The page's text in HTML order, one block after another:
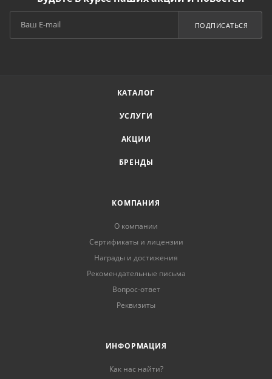
ПОДПИСАТЬСЯ
КАТАЛОГ
УСЛУГИ
АКЦИИ
БРЕНДЫ
КОМПАНИЯ
О компании
Сертификаты и лицензии
Награды и достижения
Рекомендательные письма
Вопрос-ответ
Реквизиты
ИНФОРМАЦИЯ
Как нас найти?